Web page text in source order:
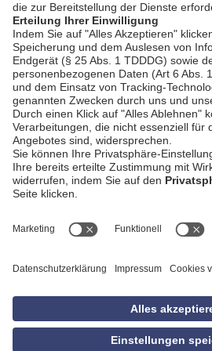
AGB
Datenschutzerklärung
Empfang